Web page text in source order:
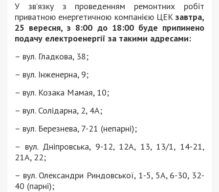
У зв’язку з проведенням ремонтних робіт
приватною енергетичною компанією ЦЕК завтра,
25 вересня, з 8:00 до 18:00 буде припинено
подачу електроенергії за такими адресами:
– вул. Гладкова, 38;
– вул. Інженерна, 9;
– вул. Козака Мамая, 10;
– вул. Солідарна, 2, 4А;
– вул. Березнева, 7-21 (непарні);
– вул. Дніпровська, 9-12, 12А, 13, 13/1, 14-21,
21А, 22;
– вул. Олександри Риндовської, 1-5, 5А, 6-30, 32-
40 (парні);